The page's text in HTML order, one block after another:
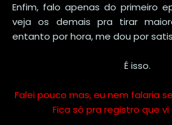
Enfim, falo apenas do primeiro
veja os demais pra tirar
entanto por hora, me dou por
É isso.
Falei pouco mas, eu nem falaria
Fica só pra registro que